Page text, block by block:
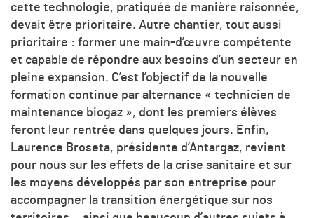
cette technologie, pratiquée de manière raisonnée,
devait être prioritaire. Autre chantier, tout aussi
prioritaire : former une main-d’œuvre compétente
et capable de répondre aux besoins d’un secteur en
pleine expansion. C’est l’objectif de la nouvelle
formation continue par alternance « technicien de
maintenance biogaz », dont les premiers élèves
feront leur rentrée dans quelques jours. Enfin,
Laurence Broseta, présidente d’Antargaz, revient
pour nous sur les effets de la crise sanitaire et sur
les moyens développés par son entreprise pour
accompagner la transition énergétique sur nos